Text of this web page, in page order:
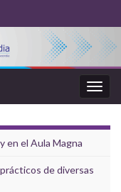
la
en el Aula Magna
de diversas